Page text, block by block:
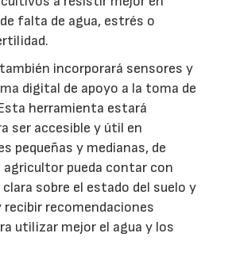
falta de agua, estrés o
incorporará sensores y
digital de apoyo a la toma de
herramienta estará
ser accesible y útil en
pequeñas y medianas, de
agricultor pueda contar con
sobre el estado del suelo y
recibir recomendaciones
utilizar mejor el agua y los